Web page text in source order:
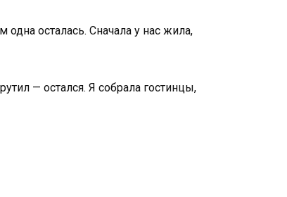
осталась. Сначала у нас жила,
— остался. Я собрала гостинцы,